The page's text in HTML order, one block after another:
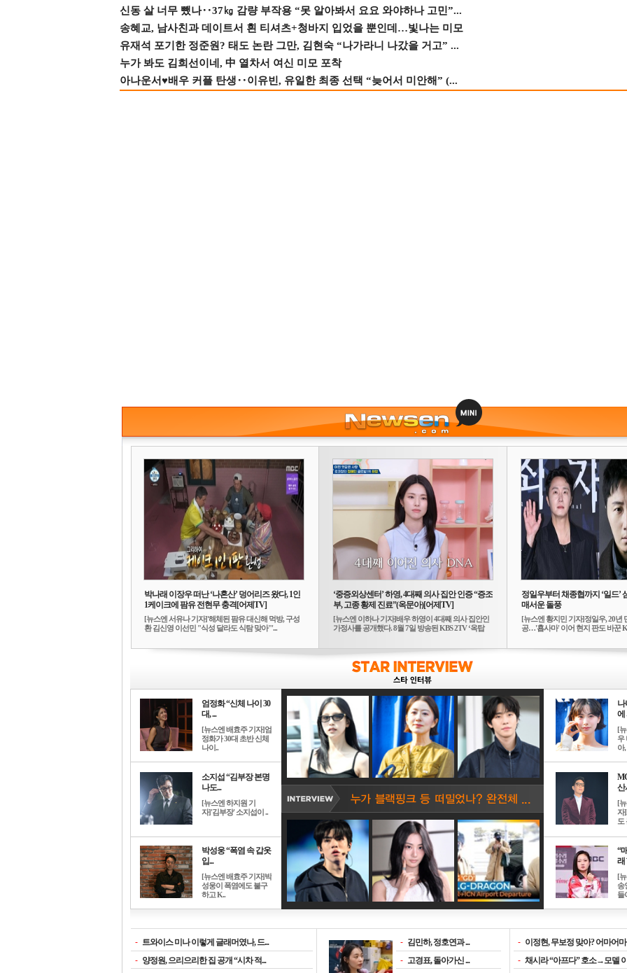
신동 살 너무 뺐나‥37㎏ 감량 부작용 “못 알아봐서 요요 와야하나 고민”...
송혜교, 남사친과 데이트서 흰 티셔츠+청바지 입었을 뿐인데…빛나는 미모
유재석 포기한 정준원? 태도 논란 그만, 김현숙 “나가라니 나갔을 거고” ...
누가 봐도 김희선이네, 中 열차서 여신 미모 포착
아나운서♥배우 커플 탄생‥이유빈, 유일한 최종 선택 “늦어서 미안해” (...
박나래 이장우 떠난 ‘나혼산’ 덩어리즈 왔다, 1인
1케이크에 팜유 전현무 충격[어제TV]
[뉴스엔 서유나 기자]'해체된 팜유 대신해 먹방, 구성
환 김신영 이선민 "식성 달라도 식탐 맞아"'...
‘중증외상센터’ 하영, 4대째 의사 집안 인증 “증조
부, 고종 황제 진료”(옥문아)[어제TV]
[뉴스엔 이하나 기자]배우 하영이 4대째 의사 집안인
가정사를 공개했다. 8월 7일 방송된 KBS 2TV ‘옥탑
정일우부터 채종협까지 ‘일드’
매서운 돌풍
[뉴스엔 황지민 기자]정일우, 20년
공…'횹사마' 이어 현지 판도 바꾼
엄정화 “신체 나이 30
대, ...
[뉴스엔 배효주 기자]엄
정화가 30대 초반 신체
나이..
소지섭 “김부장 본명
나도...
[뉴스엔 하지원 기
자]'김부장' 소지섭이 ..
박성웅 “폭염 속 갑옷
입...
[뉴스엔 배효주 기자]박
성웅이 폭염에도 불구
하고 K..
나
에
[
우
아,
산
[
자
도
“
래
[
송
들
- 트와이스 미나 이렇게 글래머였나, 드...
- 양정원, 으리으리한 집 공개 “시차 적...
- 김민하, 정호연과 ...
- 고경표, 돌아가신 ...
- 이정현, 무보정 맞아? 어마어마
- 채시라 “아프다” 호소→모델